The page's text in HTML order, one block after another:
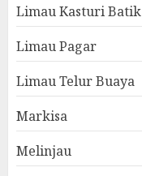
Limau Kasturi Batik
Limau Pagar
Limau Telur Buaya
Markisa
Melinjau